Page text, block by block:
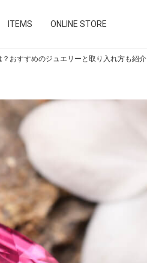
ITEMS ONLINE STORE
おすすめのジュエリーと取り入れ方も紹介